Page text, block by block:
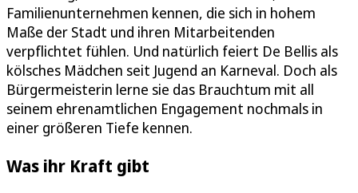
Familienunternehmen kennen, die sich in hohem
Maße der Stadt und ihren Mitarbeitenden
verpflichtet fühlen. Und natürlich feiert De Bellis als
kölsches Mädchen seit Jugend an Karneval. Doch als
Bürgermeisterin lerne sie das Brauchtum mit all
seinem ehrenamtlichen Engagement nochmals in
einer größeren Tiefe kennen.
Was ihr Kraft gibt